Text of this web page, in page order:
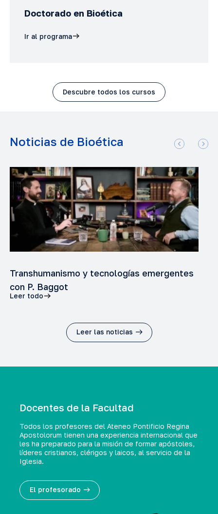
Doctorado en Bioética
Ir al programa
Descubre todos los cursos
Noticias de Bioética
Transhumanismo y tecnologías emergentes
con P. Baggot
Leer todo
Leer las noticias
Docentes de la Facultad
Todos los profesores del Ateneo Pontificio Regina
Apostolorum tienen una experiencia internacional que
les ha preparado para la misión de formar apóstoles,
líderes cristianos, clérigos y laicos, al servicio de la
Iglesia.
El profesorado